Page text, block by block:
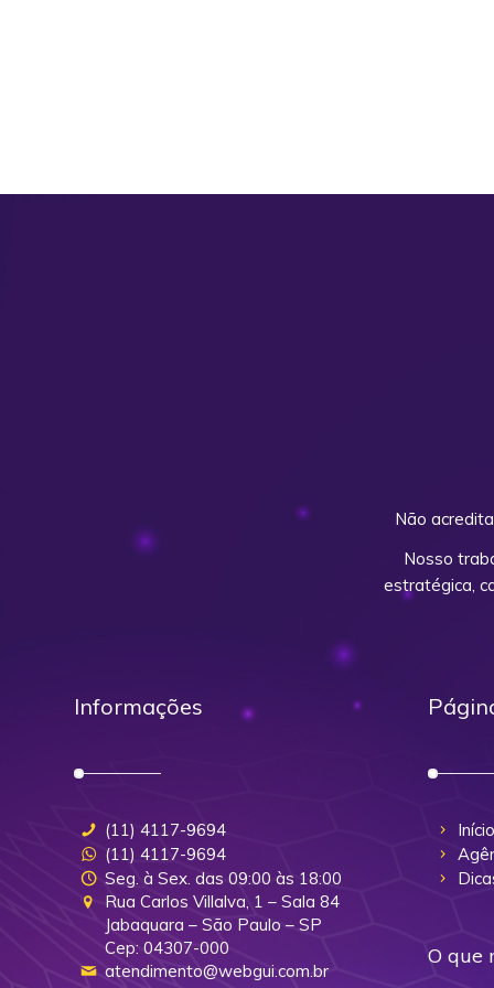
Não
Nosso
estratégica,
Informações
(11) 4117-9694
(11) 4117-9694
Seg. à Sex. das 09:00 às 18:00
Rua Carlos Villalva, 1 – Sala 84
Jabaquara – São Paulo – SP
Cep: 04307-000
atendimento@webgui.com.br
Início
O que